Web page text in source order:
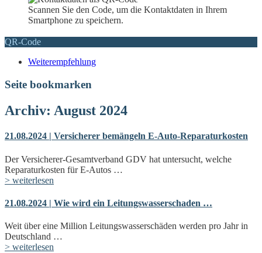
Scannen Sie den Code, um die Kontaktdaten in Ihrem
Smartphone zu speichern.
QR-Code
Weiterempfehlung
Seite bookmarken
Archiv: August 2024
21.08.2024 | Versicherer bemängeln E-Auto-Reparaturkosten
Der Versicherer-Gesamtverband GDV hat untersucht, welche
Reparaturkosten für E-Autos …
> weiterlesen
21.08.2024 | Wie wird ein Leitungswasserschaden …
Weit über eine Million Leitungswasserschäden werden pro Jahr in
Deutschland …
> weiterlesen